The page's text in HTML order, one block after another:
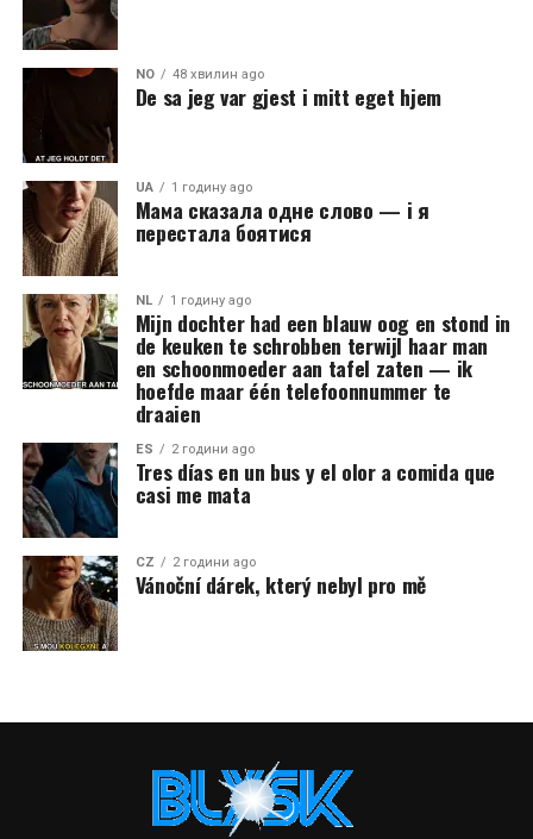
NO 48 хвилин ago
De sa jeg var gjest i mitt eget hjem
UA 1 годину ago
Мама сказала одне слово — і я
перестала боятися
NL 1 годину ago
Mijn dochter had een blauw oog en stond in
de keuken te schrobben terwijl haar man
en schoonmoeder aan tafel zaten — ik
hoefde maar één telefoonnummer te
draaien
ES 2 години ago
Tres días en un bus y el olor a comida que
casi me mata
CZ 2 години ago
Vánoční dárek, který nebyl pro mě